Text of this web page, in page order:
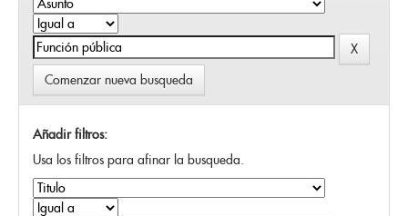
Comenzar nueva busqueda
Añadir filtros:
Usa los filtros para afinar la busqueda.